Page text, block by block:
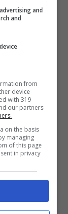
per
mai in
and
and
from
device
with 319
our partners
on the basis
managing
of this page
in privacy